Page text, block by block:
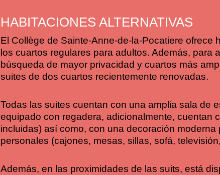
HABITACIONES ALTERNATIVAS
El Collège de Sainte-Anne-de-la-Pocatiere ofrece
los cuartos regulares para adultos. Además, para
búsqueda de mayor privacidad y cuartos más
suites de dos cuartos recientemente renovadas.
Todas las suites cuentan con una amplia sala de
equipado con regadera, adicionalmente, cuentan
incluidas) así como, con una decoración moderna
personales (cajones, mesas, sillas, sofá,
Además, en las proximidades de las suits, está